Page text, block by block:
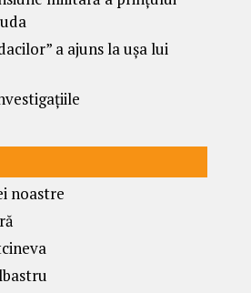
a ajuns la ușa lui
noastre